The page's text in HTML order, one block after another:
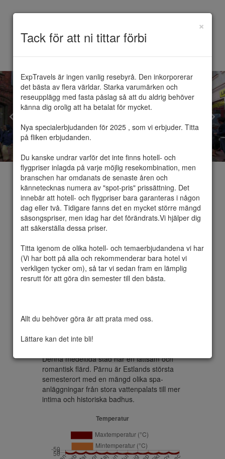
Tack för att ni tittar förbi
×
ExpTravels är ingen vanlig resebyrå. Den inkorporerar
det bästa av flera världar. Starka varumärken och
reseupplägg med fasta påslag så att du aldrig behöver
känna dig orolig att ha betalat för mycket.
Nya specialerbjudanden för 2025 , som vi erbjuder. Titta
på fliken erbjudanden.
Du kanske undrar varför det inte finns hotell- och
flygpriser inlagda på varje möjlig resekombination, men
branschen har omdanats de senaste åren och
kännetecknas numera av "spot-pris" prissättning. Det
innebär att hotell- och flygpriser bara garanteras i någon
dag eller två. Tidigare fanns det en mycket större mängd
säsongspriser, men idag har det förändrats.Vi hjälper dig
att säkerställa dessa priser.
Titta igenom de olika hotell- och temaerbjudandena vi har
(Vi har bott på alla och rekommenderar bara hotel vi
verkligen tycker om), så tar vi sedan fram en lämplig
resrutt för att göra din semester till den bästa.
Allt du behöver göra är att prata med oss.
Lättare kan det inte bli!
Pärnu
Pärnu är en stad i Estland, belägen vid
Pärnuviken som är en del av Rigabukten,
110 km söder om Tallinn. Pärnu delas i två
semesterfirare med sin stora sandstrand,
en avslappnad och avspänd atmosfär.
Denna medeltida stad har en lättsam och
romantisk flärd. Pärnu är Estlands största
semesterort med en mängd olika spa-
anläggningar från stora vattenpalats till mer
intima och historiska badhus.